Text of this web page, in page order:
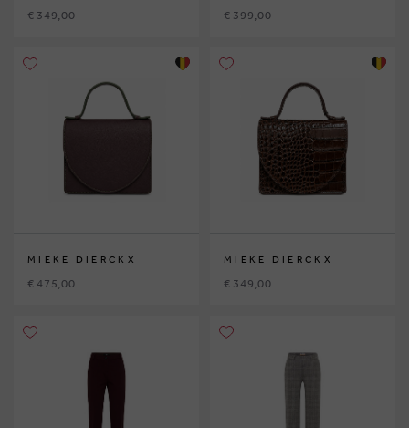
€ 349,00 € 399,00
MIEKE DIERCKX
€ 475,00
MIEKE DIERCKX
€ 349,00